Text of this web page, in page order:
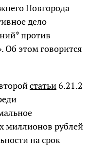
Новгорода
дело
против
Об этом говорится
статьи6.21.2
миллионов рублей
на срок